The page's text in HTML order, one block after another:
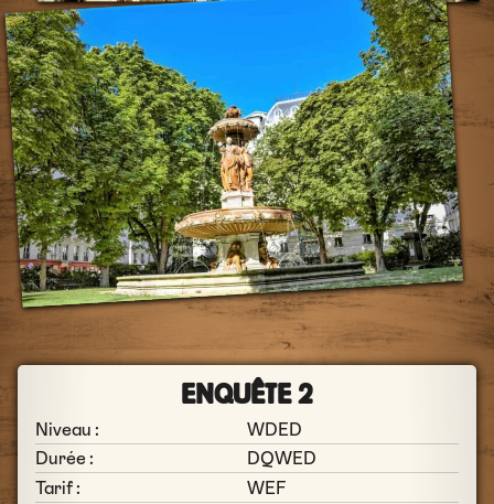
ENQUÊTE 2
Niveau :
WDED
Durée :
DQWED
Tarif :
WEF